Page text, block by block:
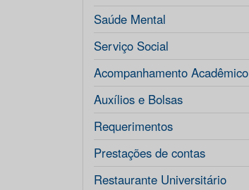
Saúde Mental
Serviço Social
Acompanhamento Acadêmico
Auxílios e Bolsas
Requerimentos
Prestações de contas
Restaurante Universitário